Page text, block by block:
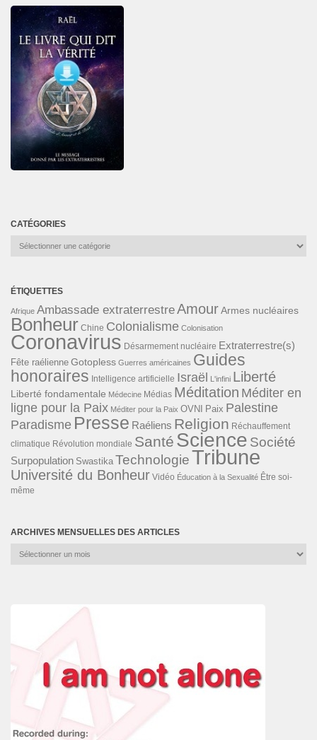
CATÉGORIES
Catégories
ÉTIQUETTES
Afrique Ambassade extraterrestreAmourArmes nucléaires
Bonheur Chine Colonialisme Colonisation
Coronavirus Désarmement nucléaire Extraterrestre(s)
Fête raélienne Gotopless Guerres américaines Guides
honoraires Intelligence artificielle Israël L'infini Liberté
Liberté fondamentale Médecine Médias Méditation Méditer en
ligne pour la Paix Méditer pour la Paix OVNI Paix Palestine
Paradisme Presse Raéliens Religion Réchauffement
climatique Révolution mondiale Santé Science Société
Surpopulation Swastika TechnologieTribune
Université du Bonheur Vidéo Éducation à la Sexualité Être soi-
même
ARCHIVES MENSUELLES DES ARTICLES
Archives